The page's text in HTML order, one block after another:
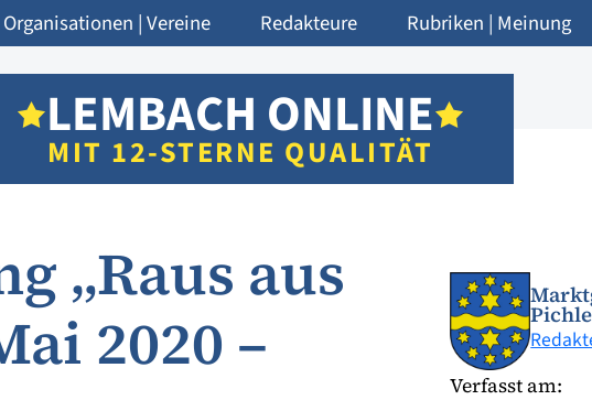
Organisationen | Vereine Redakteure Rubriken | Meinung
LEMBACH ONLINE
MIT 12-STERNE QUALITÄT
„Raus aus
2020 –
Verfasst am: